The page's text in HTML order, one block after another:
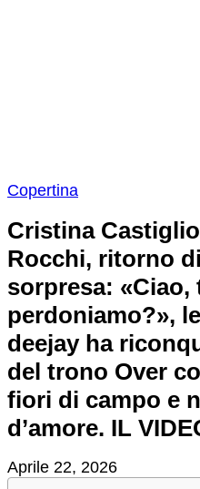
Copertina
Cristina
Rocchi, ritorno
sorpresa: «Ciao,
perdoniamo?»,
deejay ha
del trono Over
fiori di campo e
d’amore. IL
Aprile 22, 2026